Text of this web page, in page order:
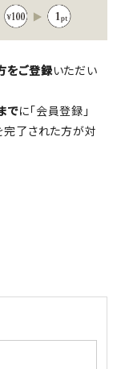
をご登録いただい
でに「会員登録」
完了された方が対